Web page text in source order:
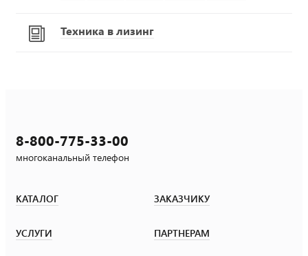
Техника в лизинг
8-800-775-33-00
многоканальный телефон
КАТАЛОГ ЗАКАЗЧИКУ
УСЛУГИ ПАРТНЕРАМ